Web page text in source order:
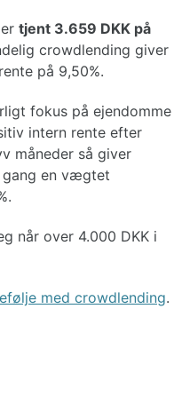
tjent 3.659 DKK på
crowdlending giver
på 9,50%.
fokus på ejendomme
intern rente efter
måneder så giver
en vægtet
når over 4.000 DKK i
med crowdlending.